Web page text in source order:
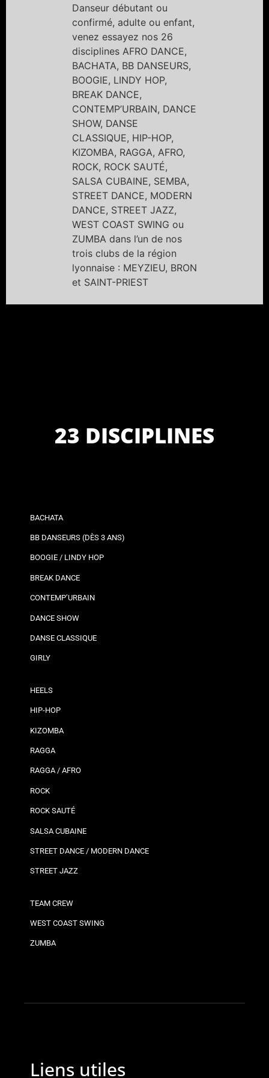
Danseur débutant ou
confirmé, adulte ou enfant,
venez essayez nos 26
disciplines AFRO DANCE,
BACHATA, BB DANSEURS,
BOOGIE, LINDY HOP,
BREAK DANCE,
CONTEMP’URBAIN, DANCE
SHOW, DANSE
CLASSIQUE, HIP-HOP,
KIZOMBA, RAGGA, AFRO,
ROCK, ROCK SAUTÉ,
SALSA CUBAINE, SEMBA,
STREET DANCE, MODERN
DANCE, STREET JAZZ,
WEST COAST SWING ou
ZUMBA dans l’un de nos
trois clubs de la région
lyonnaise : MEYZIEU, BRON
et SAINT-PRIEST
23 DISCIPLINES
BACHATA
BB DANSEURS (DÈS 3 ANS)
BOOGIE / LINDY HOP
BREAK DANCE
CONTEMP’URBAIN
DANCE SHOW
DANSE CLASSIQUE
GIRLY
HEELS
HIP-HOP
KIZOMBA
RAGGA
RAGGA / AFRO
ROCK
ROCK SAUTÉ
SALSA CUBAINE
STREET DANCE / MODERN DANCE
STREET JAZZ
TEAM CREW
WEST COAST SWING
ZUMBA
Liens utiles